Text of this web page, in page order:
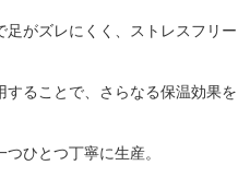
足がズレにくく、ストレスフリー
することで、さらなる保温効果を
つひとつ丁寧に生産。